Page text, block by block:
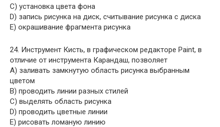
C) установка цвета фона
D) запись рисунка на диск, считывание рисунка с диска
E) окрашивание фрагмента рисунка
24. Инструмент Кисть, в графическом редакторе Paint, в
отличие от инструмента Карандаш, позволяет
A) заливать замкнутую область рисунка выбранным
цветом
B) проводить линии разных стилей
C) выделять область рисунка
D) проводить цветные линии
E) рисовать ломаную линию